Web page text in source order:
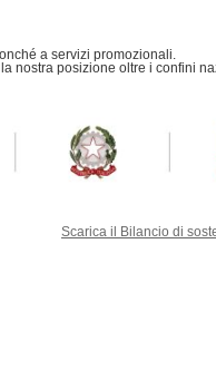
a servizi promozionali.
nostra posizione oltre i
Scarica il Bilancio di